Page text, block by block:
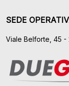
SEDE
Viale Belforte, 45 -